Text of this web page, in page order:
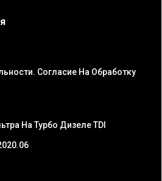
Согласие На Обработку
На Турбо Дизеле TDI